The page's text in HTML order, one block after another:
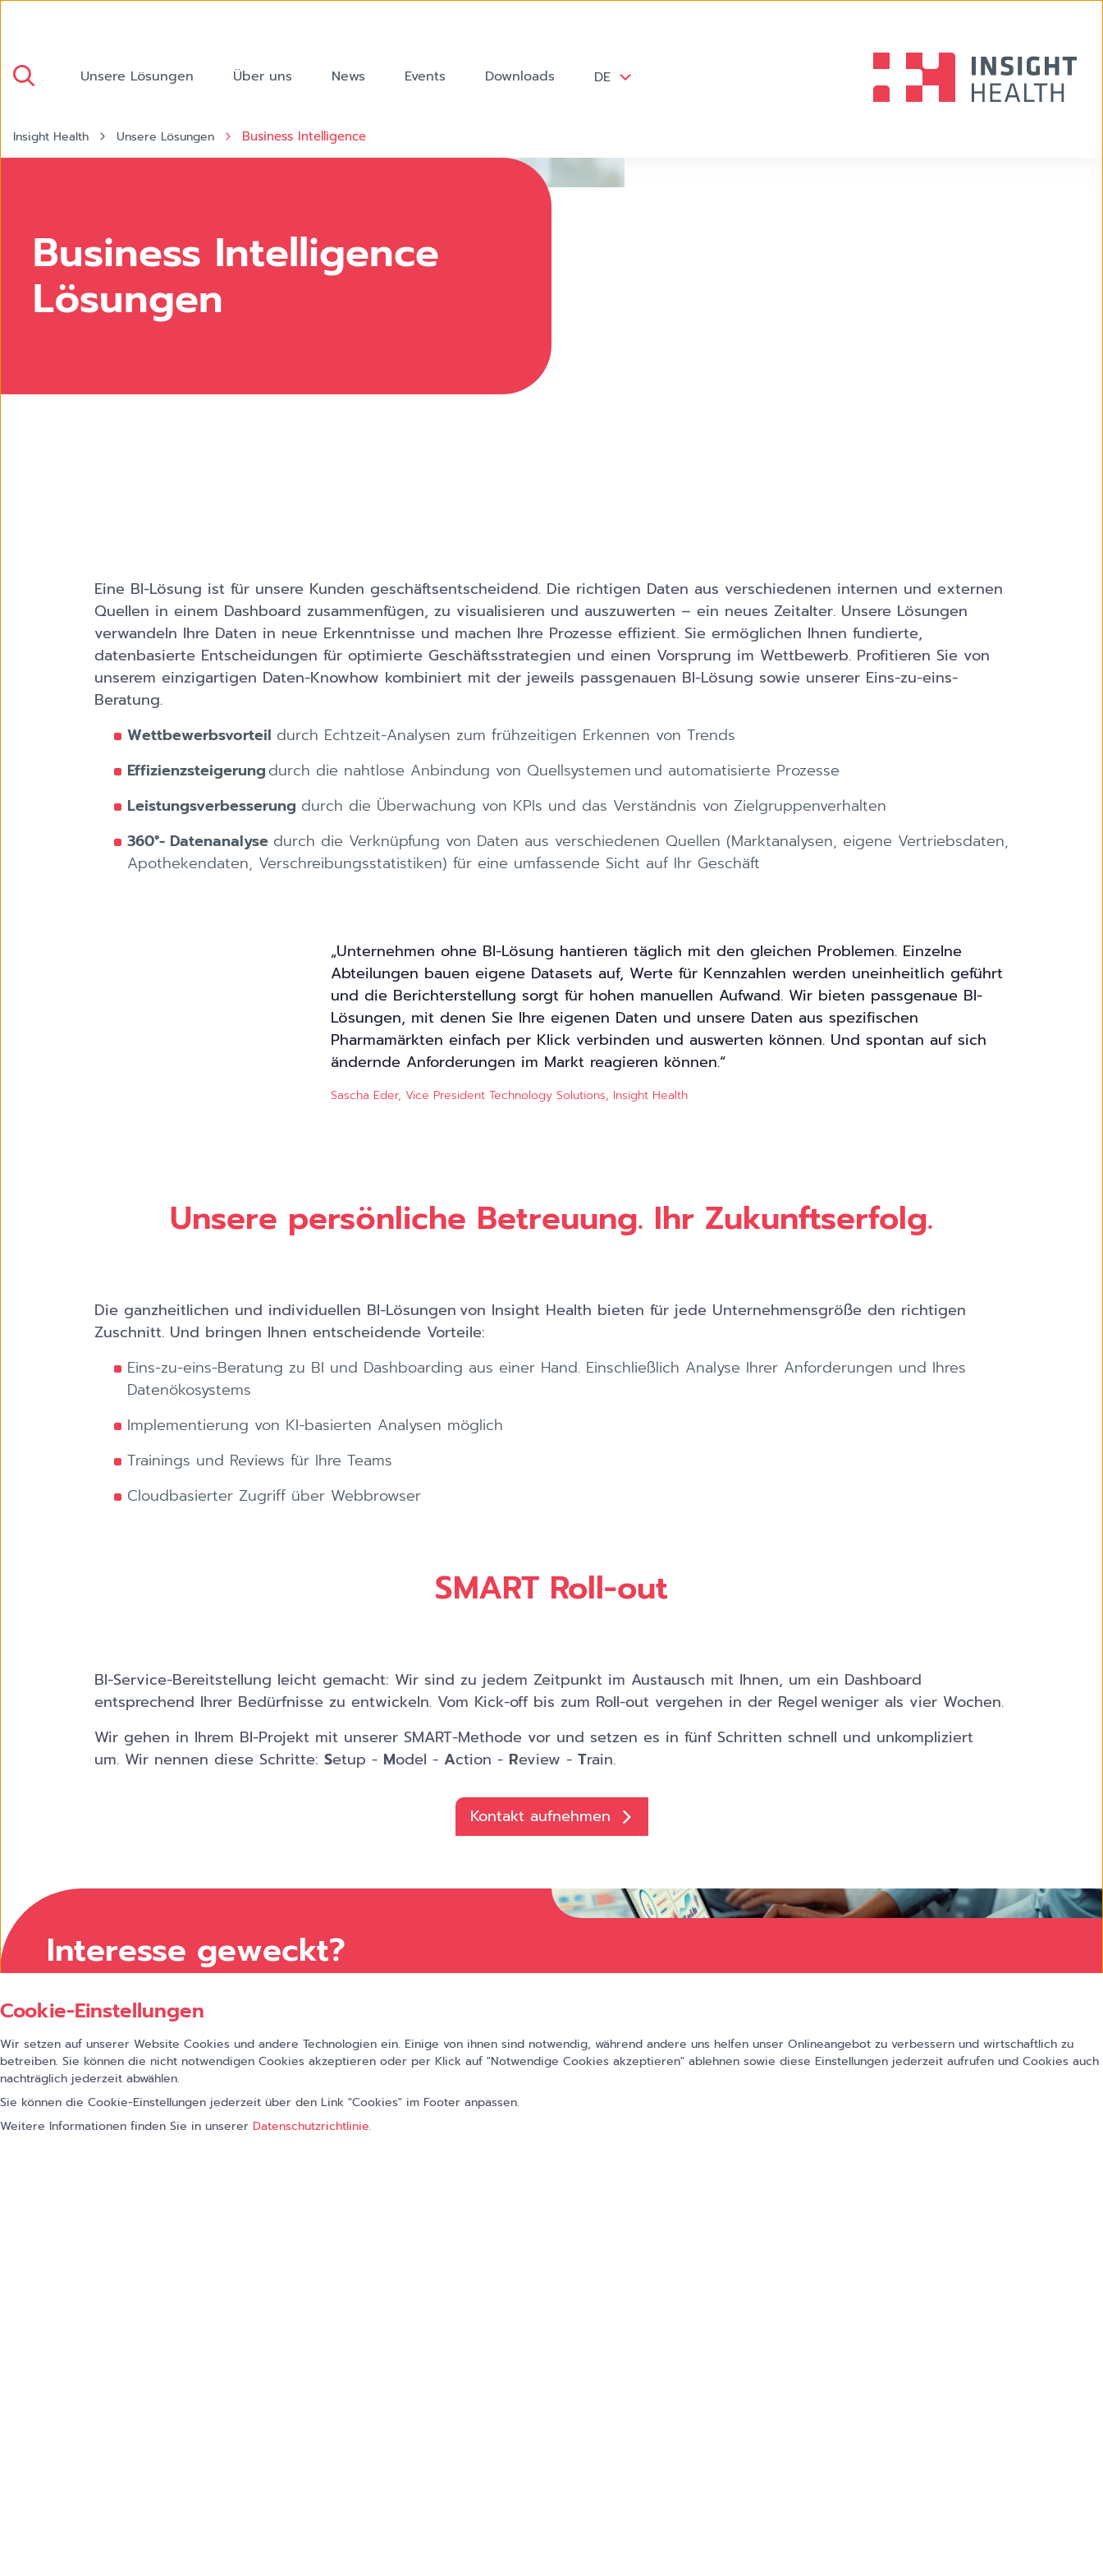
DE
Unsere Lösungen Über uns News Events Downloads
Insight Health Unsere Lösungen Business Intelligence
AdobeStock_888512976.jpeg Business Intelligence
Business Intelligence
Lösungen
Eine BI-Lösung ist für unsere Kunden geschäftsentscheidend. Die richtigen Daten aus verschiedenen internen und externen
Quellen in einem Dashboard zusammenfügen, zu visualisieren und auszuwerten – ein neues Zeitalter. Unsere Lösungen
verwandeln Ihre Daten in neue Erkenntnisse und machen Ihre Prozesse effizient. Sie ermöglichen Ihnen fundierte,
datenbasierte Entscheidungen für optimierte Geschäftsstrategien und einen Vorsprung im Wettbewerb. Profitieren Sie von
unserem einzigartigen Daten-Knowhow kombiniert mit der jeweils passgenauen BI-Lösung sowie unserer Eins-zu-eins-
Beratung.
Wettbewerbsvorteil durch Echtzeit-Analysen zum frühzeitigen Erkennen von Trends
Effizienzsteigerungdurch die nahtlose Anbindung von Quellsystemen und automatisierte Prozesse
Leistungsverbesserung durch die Überwachung von KPIs und das Verständnis von Zielgruppenverhalten
360°- Datenanalyse durch die Verknüpfung von Daten aus verschiedenen Quellen (Marktanalysen, eigene Vertriebsdaten,
Apothekendaten, Verschreibungsstatistiken) für eine umfassende Sicht auf Ihr Geschäft
„Unternehmen ohne BI-Lösung hantieren täglich mit den gleichen Problemen. Einzelne
Abteilungen bauen eigene Datasets auf, Werte für Kennzahlen werden uneinheitlich geführt
und die Berichterstellung sorgt für hohen manuellen Aufwand. Wir bieten passgenaue BI-
Lösungen, mit denen Sie Ihre eigenen Daten und unsere Daten aus spezifischen
Pharmamärkten einfach per Klick verbinden und auswerten können. Und spontan auf sich
ändernde Anforderungen im Markt reagieren können.“
Sascha Eder, Vice President Technology Solutions, Insight Health
Unsere persönliche Betreuung. Ihr Zukunftserfolg.
Die ganzheitlichen und individuellen BI-Lösungen von Insight Health bieten für jede Unternehmensgröße den richtigen
Zuschnitt. Und bringen Ihnen entscheidende Vorteile:
Eins-zu-eins-Beratung zu BI und Dashboarding aus einer Hand. Einschließlich Analyse Ihrer Anforderungen und Ihres
Datenökosystems
Implementierung von KI-basierten Analysen möglich
Trainings und Reviews für Ihre Teams
Cloudbasierter Zugriff über Webbrowser
SMART Roll-out
BI-Service-Bereitstellung leicht gemacht: Wir sind zu jedem Zeitpunkt im Austausch mit Ihnen, um ein Dashboard
entsprechend Ihrer Bedürfnisse zu entwickeln. Vom Kick-off bis zum Roll-out vergehen in der Regel weniger als vier Wochen.
Wir gehen in Ihrem BI-Projekt mit unserer SMART-Methode vor und setzen es in fünf Schritten schnell und unkompliziert
um. Wir nennen diese Schritte: Setup - Model - Action - Review - Train.
Kontakt aufnehmen
Dashboard
Interesse geweckt?
und lesen Sie unsere Case Study "Dashboard-Lösung von
Insight Health für Roche Diabetes Care Deutschland GmbH".
Schauen Sie auch bei unseren zahlreichen anderen Lösungen
im Bereich Business Intelligence und Dashboarding:
✔ Patient Insights Analytics
Cookie-Einstellungen
Wir setzen auf unserer Website Cookies und andere Technologien ein. Einige von ihnen sind notwendig, während andere uns helfen unser Onlineangebot zu verbessern und wirtschaftlich zu
betreiben. Sie können die nicht notwendigen Cookies akzeptieren oder per Klick auf "Notwendige Cookies akzeptieren" ablehnen sowie diese Einstellungen jederzeit aufrufen und Cookies auch
nachträglich jederzeit abwählen.
Sie können die Cookie-Einstellungen jederzeit über den Link "Cookies" im Footer anpassen.
Weitere Informationen finden Sie in unserer Datenschutzrichtlinie.